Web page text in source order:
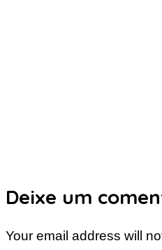
Deixe um
Your email address will